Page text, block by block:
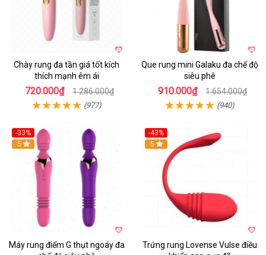
Chày rung đa tần giá tốt kích
thích mạnh êm ái
720.000₫ 1.286.000₫
(977)
Que rung mini Galaku đa chế độ
siêu phê
910.000₫ 1.654.000₫
(940)
-33%
Hot
5
Máy rung điểm G thụt ngoáy đa
-43%
Hot
5
Trứng rung Lovense Vulse điều